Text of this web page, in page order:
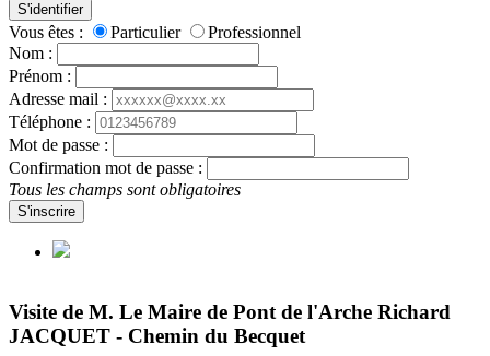
S'identifier
Vous êtes : Particulier
Professionnel
Nom :
Prénom :
Adresse mail :
Téléphone :
Mot de passe :
Confirmation mot de passe :
Tous les champs sont obligatoires
S'inscrire
Visite de M. Le Maire de Pont de l'Arche Richard
JACQUET - Chemin du Becquet